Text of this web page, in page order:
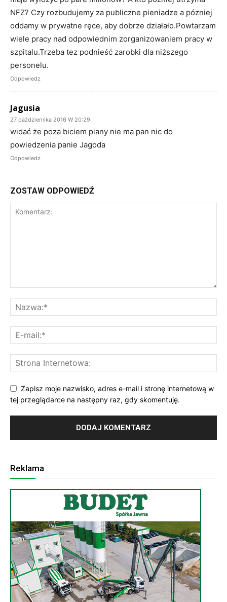
NFZ? Czy rozbudujemy za publiczne pieniadze a pózniej
oddamy w prywatne ręce, aby dobrze działało.Powtarzam
wiele pracy nad odpowiednim zorganizowaniem pracy w
szpitalu.Trzeba tez podnieść zarobki dla niższego
personelu.
Odpowiedz
Jagusia
27 października 2016 W 20:29
widać że poza biciem piany nie ma pan nic do
powiedzenia panie Jagoda
Odpowiedz
ZOSTAW ODPOWIEDŹ
Zapisz moje nazwisko, adres e-mail i stronę internetową w
tej przeglądarce na następny raz, gdy skomentuję.
Reklama